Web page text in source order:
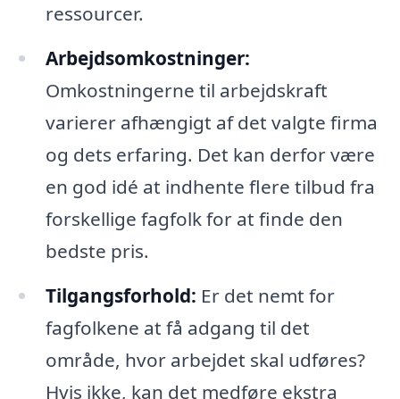
ressourcer.
Arbejdsomkostninger:
Omkostningerne til arbejdskraft
varierer afhængigt af det valgte firma
og dets erfaring. Det kan derfor være
en god idé at indhente flere tilbud fra
forskellige fagfolk for at finde den
bedste pris.
Tilgangsforhold: Er det nemt for
fagfolkene at få adgang til det
område, hvor arbejdet skal udføres?
Hvis ikke, kan det medføre ekstra